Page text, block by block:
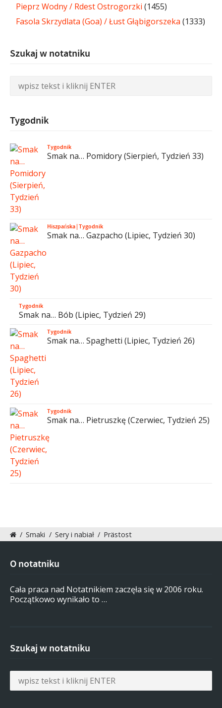
Pieprz Wodny / Rdest Ostrogorzki (1455)
Fasola Skrzydlata (Goa) / Łust Głąbigorszeka (1333)
Szukaj w notatniku
Tygodnik
Tygodnik
Smak na… Pomidory (Sierpień, Tydzień 33)
Hiszpańska|Tygodnik
Smak na… Gazpacho (Lipiec, Tydzień 30)
Tygodnik
Smak na… Bób (Lipiec, Tydzień 29)
Tygodnik
Smak na… Spaghetti (Lipiec, Tydzień 26)
Tygodnik
Smak na… Pietruszkę (Czerwiec, Tydzień 25)
/ Smaki / Sery i nabiał / Prästost
O notatniku
Cała praca nad Notatnikiem zaczęła się w 2006 roku.
Początkowo wynikało to …
Szukaj w notatniku